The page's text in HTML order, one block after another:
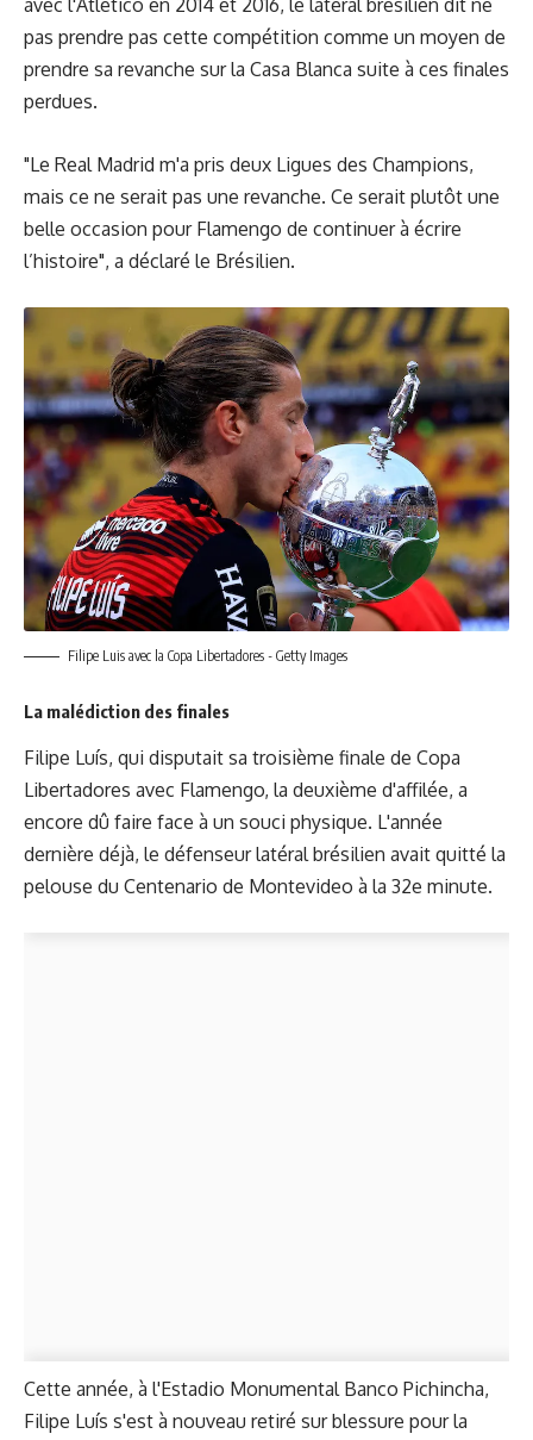
avec l'Atlético en 2014 et 2016, le latéral brésilien dit ne
pas prendre pas cette compétition comme un moyen de
prendre sa revanche sur la Casa Blanca suite à ces finales
perdues.
"Le Real Madrid m'a pris deux Ligues des Champions,
mais ce ne serait pas une revanche. Ce serait plutôt une
belle occasion pour Flamengo de continuer à écrire
l’histoire", a déclaré le Brésilien.
Filipe Luis avec la Copa Libertadores - Getty Images
La malédiction des finales
Filipe Luís, qui disputait sa troisième finale de Copa
Libertadores avec Flamengo, la deuxième d'affilée, a
encore dû faire face à un souci physique. L'année
dernière déjà, le défenseur latéral brésilien avait quitté la
pelouse du Centenario de Montevideo à la 32e minute.
Cette année, à l'Estadio Monumental Banco Pichincha,
Filipe Luís s'est à nouveau retiré sur blessure pour la